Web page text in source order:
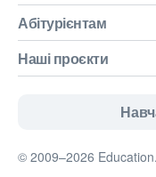
Абітурієнтам
Наші проєкти
© 2009–2026